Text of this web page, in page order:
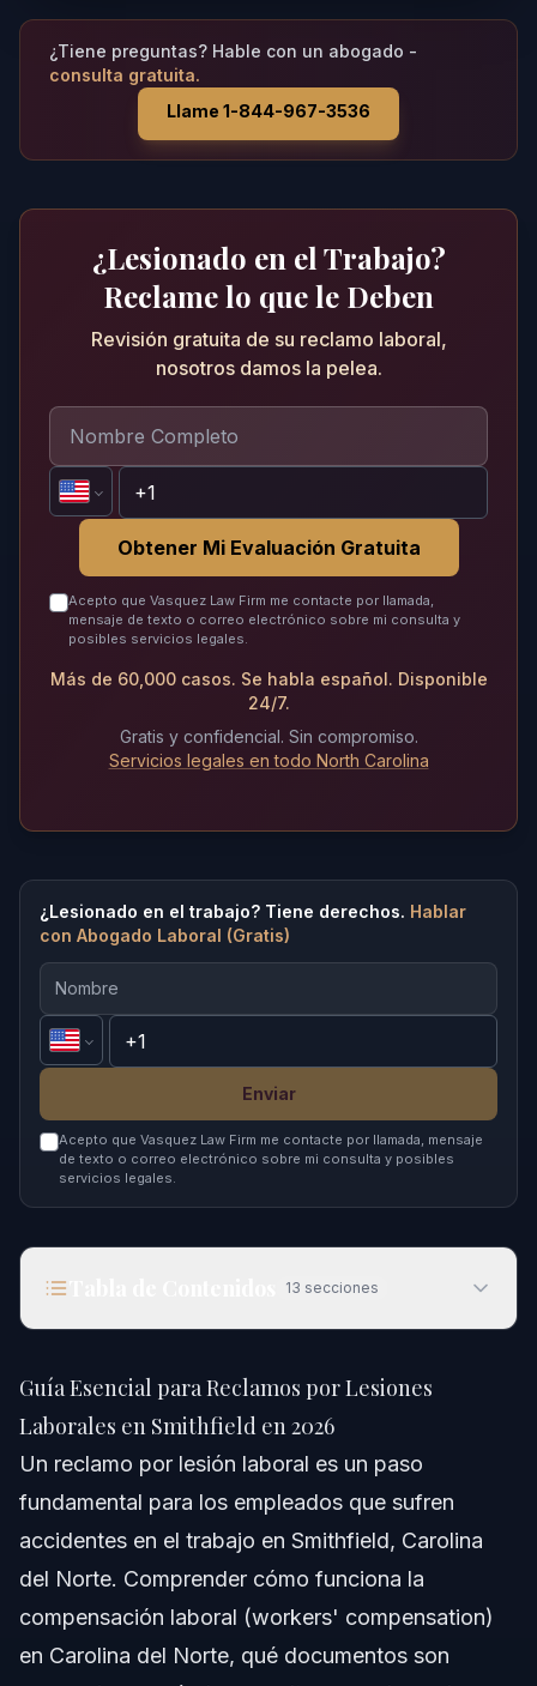
¿Tiene preguntas? Hable con un abogado -
consulta gratuita.
Llame 1-844-967-3536
¿Lesionado en el Trabajo?
Reclame lo que le Deben
Revisión gratuita de su reclamo laboral,
nosotros damos la pelea.
Obtener Mi Evaluación Gratuita
Acepto que Vasquez Law Firm me contacte por llamada,
mensaje de texto o correo electrónico sobre mi consulta y
posibles servicios legales.
Más de 60,000 casos. Se habla español. Disponible
24/7.
Gratis y confidencial. Sin compromiso.
Servicios legales en todo North Carolina
¿Lesionado en el trabajo? Tiene derechos. Hablar
con Abogado Laboral (Gratis)
Enviar
Acepto que Vasquez Law Firm me contacte por llamada, mensaje
de texto o correo electrónico sobre mi consulta y posibles
servicios legales.
13 secciones
Laborales en Smithfield en 2026
Respuesta Rápida
Por Qué es Importante Presentar un Reclamo por
Lesión Laboral
Paso a Paso: Cómo Presentar un Reclamo por
Escenarios Comunes de Lesiones Laborales
Lista de Documentos y Evidencia
Guía Esencial para Reclamos por Lesiones
Laborales en Smithfield en 2026
Un reclamo por lesión laboral es un paso
fundamental para los empleados que sufren
accidentes en el trabajo en Smithfield, Carolina
del Norte. Comprender cómo funciona la
compensación laboral (workers' compensation)
en Carolina del Norte, qué documentos son